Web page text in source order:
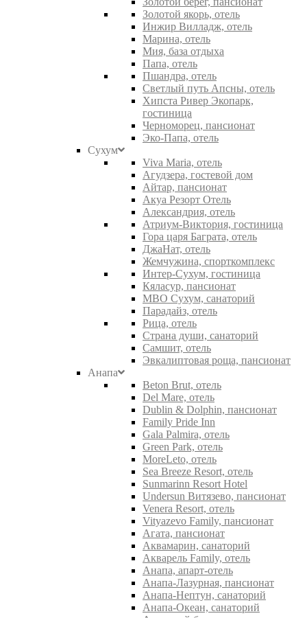
Золотой якорь, отель
Инжир Вилладж, отель
Марина, отель
Мия, база отдыха
Папа, отель
Пшандра, отель
Светлый путь Апсны, отель
Хипста Ривер Экопарк,
гостиница
Черноморец, пансионат
Эко-Папа, отель
Сухум
Viva Maria, отель
Агудзера, гостевой дом
Айтар, пансионат
Акуа Резорт Отель
Александрия, отель
Атриум-Виктория, гостиница
Гора царя Баграта, отель
ДжаНат, отель
Жемчужина, спорткомплекс
Интер-Сухум, гостиница
Кяласур, пансионат
МВО Сухум, санаторий
Парадайз, отель
Рица, отель
Страна души, санаторий
Самшит, отель
Эвкалиптовая роща, пансионат
Анапа
Beton Brut, отель
Del Mare, отель
Dublin & Dolphin, пансионат
Family Pride Inn
Gala Palmira, отель
Green Park, отель
MoreLeto, отель
Sea Breeze Resort, отель
Sunmarinn Resort Hotel
Undersun Витязево, пансионат
Venera Resort, отель
Vityazevo Family, пансионат
Агата, пансионат
Аквамарин, санаторий
Акварель Family, отель
Анапа, апарт-отель
Анапа-Лазурная, пансионат
Анапа-Нептун, санаторий
Анапа-Океан, санаторий